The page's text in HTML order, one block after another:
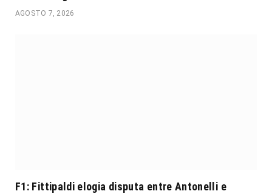
AGOSTO 7, 2026
F1: Fittipaldi elogia disputa entre Antonelli e